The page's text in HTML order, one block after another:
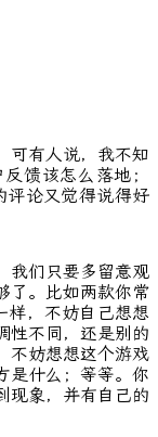
可有人说，我不知
馈该怎么落地；
论又觉得说得好
我们只要多留意观
了。比如两款你常
，不妨自己想想
性不同，还是别的
不妨想想这个游戏
是什么；等等。你
现象，并有自己的